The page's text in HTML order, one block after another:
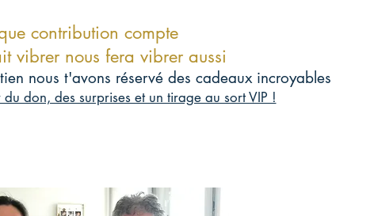
contribution compte
vibrer nous fera vibrer aussi
nous t'avons réservé des cadeaux incroyables
don, des surprises et un tirage au sort VIP !